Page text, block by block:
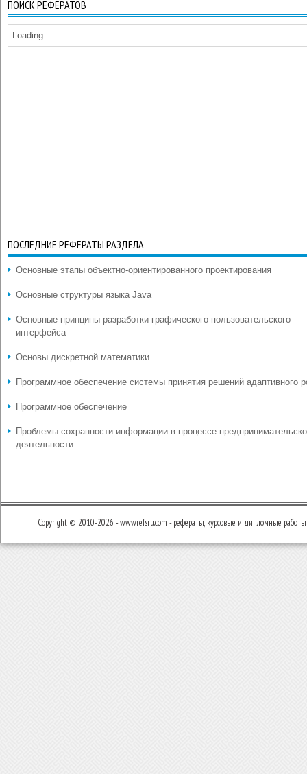
ПОИСК РЕФЕРАТОВ
Loading
ПОСЛЕДНИЕ РЕФЕРАТЫ РАЗДЕЛА
Основные этапы объектно-ориентированного проектирования
Основные структуры языка Java
Основные принципы разработки графического пользовательского
интерфейса
Основы дискретной математики
Программное обеспечение системы принятия решений адаптивного
Программное обеспечение
Проблемы сохранности информации в процессе
деятельности
Copyright © 2010-2026 - www.refsru.com - рефераты, курсовые и дипломные работы